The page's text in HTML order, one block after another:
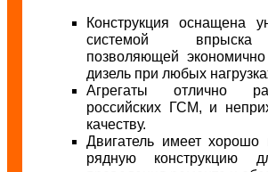
Конструкция оснащена
системой
позволяющей экономично
дизель при любых
Агрегаты отлично
российских ГСМ, и
качеству.
Двигатель имеет хорошо
рядную конструкцию